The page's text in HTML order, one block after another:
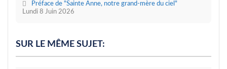
Lundi 8 Juin 2026
Préface de "Sainte Anne, notre grand-mère du ciel"
SUR LE MÊME SUJET: